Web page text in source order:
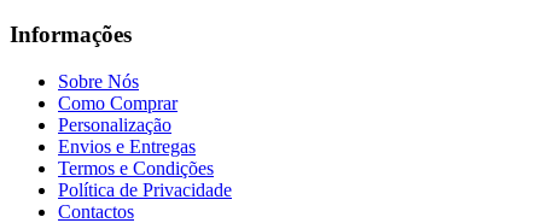
Informações
Sobre Nós
Como Comprar
Personalização
Envios e Entregas
Termos e Condições
Política de Privacidade
Contactos